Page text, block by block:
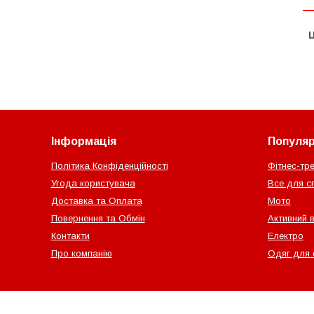
Інформація
Політика Конфіденційності
Угода користувача
Доставка та Оплата
Повернення та Обмін
Контакти
Про компанію
Фітнес-
Все для
Мото
Активний
Електро
Одяг для